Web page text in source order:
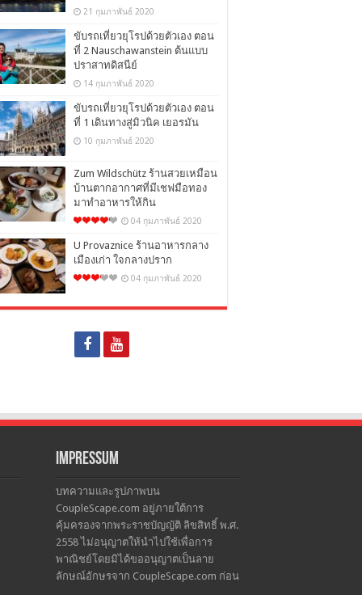
21 กุมภาพันธ์ 2020
ขับรถเที่ยวยุโรปด้วยตัวเอง ตอน
ที่ 2 Nauschawanstein ต้นแบบ
ปราสาทดิสนีย์
14 กุมภาพันธ์ 2020
ขับรถเที่ยวยุโรปด้วยตัวเอง ตอน
ที่ 1 เดินทางสู่มิวนิค เยอรมัน
10 กุมภาพันธ์ 2020
Zum Wildschütz ร้านสวยเหมือน
บ้านตากอากาศที่มีเชฟมือทอง
มาทำอาหารให้กิน
04 กุมภาพันธ์ 2020
U Provaznice ร้านอาหารกลาง
เมืองเก่า ใจกลางปราก
04 กุมภาพันธ์ 2020
Impressum
บทความและรูปภาพบน
CoupleScape.com อยู่ภายใต้การ
คุ้มครองจากพระราชบัญญัติ ลิขสิทธิ์ พ.ศ.
2558 ไม่อนุญาตให้นำไปใช้เพื่อการ
พาณิชย์โดยมิได้ขออนุญาตเป็นลาย
ลักษณ์อักษรจาก CoupleScape.com ก่อน